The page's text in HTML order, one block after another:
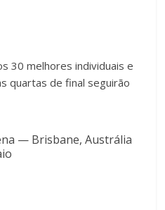
30 melhores individuais e
quartas de final seguirão
— Brisbane, Austrália